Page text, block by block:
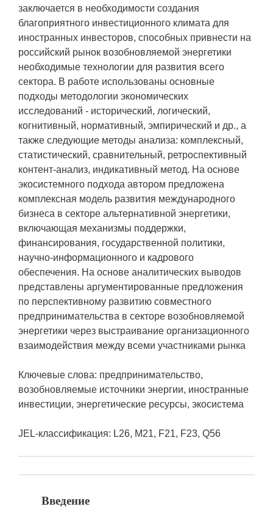
заключается в необходимости создания
благоприятного инвестиционного климата для
иностранных инвесторов, способных привнести на
российский рынок возобновляемой энергетики
необходимые технологии для развития всего
сектора. В работе использованы основные
подходы методологии экономических
исследований - исторический, логический,
когнитивный, нормативный, эмпирический и др., а
также следующие методы анализа: комплексный,
статистический, сравнительный, ретроспективный
контент-анализ, индикативный метод. На основе
экосистемного подхода автором предложена
комплексная модель развития международного
бизнеса в секторе альтернативной энергетики,
включающая механизмы поддержки,
финансирования, государственной политики,
научно-информационного и кадрового
обеспечения. На основе аналитических выводов
представлены аргументированные предложения
по перспективному развитию совместного
предпринимательства в секторе возобновляемой
энергетики через выстраивание организационного
взаимодействия между всеми участниками рынка
Ключевые слова: предпринимательство,
возобновляемые источники энергии, иностранные
инвестиции, энергетические ресурсы, экосистема
JEL-классификация: L26, M21, F21, F23, Q56
Введение